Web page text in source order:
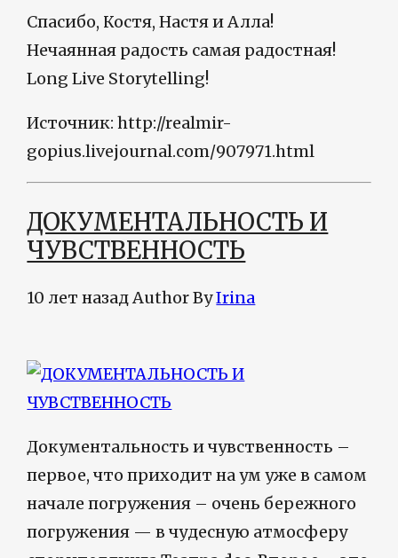
Спасибо, Костя, Настя и Алла!
Нечаянная радость самая радостная!
Long Live Storytelling!
Источник: http://realmir-
gopius.livejournal.com/907971.html
ДОКУМЕНТАЛЬНОСТЬ И
ЧУВСТВЕННОСТЬ
10 лет назадAuthorByIrina
Документальность и чувственность –
первое, что приходит на ум уже в самом
начале погружения – очень бережного
погружения — в чудесную атмосферу